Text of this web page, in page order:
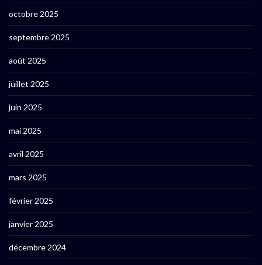
octobre 2025
septembre 2025
août 2025
juillet 2025
juin 2025
mai 2025
avril 2025
mars 2025
février 2025
janvier 2025
décembre 2024